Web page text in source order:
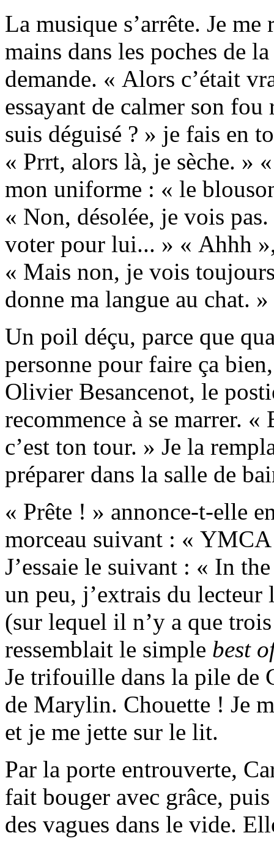
La musique s’arrête. Je
mains dans les poches de
demande. « Alors c’était
essayant de calmer son
suis déguisé ? » je fais en
« Prrt, alors là, je sèche. »
mon uniforme : « le
« Non, désolée, je vois
voter pour lui... » « Ahhh
« Mais non, je vois
donne ma langue au chat. »
Un poil déçu, parce que
personne pour faire ça
Olivier Besancenot, le
recommence à se marrer.
c’est ton tour. » Je la
préparer dans la salle de
« Prête ! » annonce-t-elle
morceau suivant : «
J’essaie le suivant : « In
un peu, j’extrais du lecteur
(sur lequel il n’y a que
ressemblait le simple best
Je trifouille dans la pile de
de Marylin. Chouette ! Je
et je me jette sur le lit.
Par la porte entrouverte,
fait bouger avec grâce,
des vagues dans le vide.